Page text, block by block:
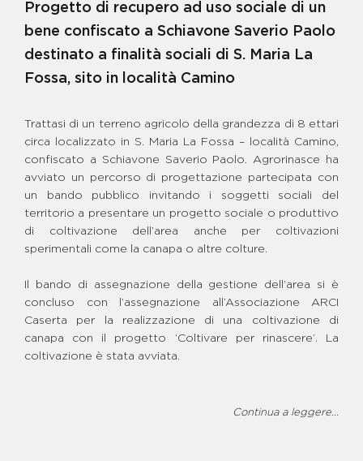
BENE FRANCESCO SCHIAVONE
SANDOKAN - TERRENI LOC.
FERRANDELLE
BENE G. MIRRA E FRANCESCO
SCHIAVONE - CENTRO DI
AGRICOLTURA SOC.
BENE MARANO - CENTRO
BENE MARIO CATERINO -
CENTRO DON MILANI
BENE MICHELE ZAGARIA
BENE PASQUALE SPIERTO -
GRUPPO DI CONVIVENZA E
CENTRO GIOVANILE
BENE RAFFAELE CECORO -
BENE S. P. SCHIAVONE E F.
SCHIAVONE - FATTORIA
INTEGRA
"GLOBAL CARE"
BENE SCHIAVONE FRANCESCO
BENE SCHIAVONE SAVERIO
Progetto di recupero ad uso sociale di un
bene confiscato a Schiavone Saverio Paolo
destinato a finalità sociali di S. Maria La
Fossa, sito in località Camino
Trattasi di un terreno agricolo della grandezza di 8 ettari
circa localizzato in S. Maria La Fossa – località Camino,
confiscato a Schiavone Saverio Paolo. Agrorinasce ha
avviato un percorso di progettazione partecipata con
un bando pubblico invitando i soggetti sociali del
territorio a presentare un progetto sociale o produttivo
di coltivazione dell’area anche per coltivazioni
sperimentali come la canapa o altre colture.
Il bando di assegnazione della gestione dell’area si è
concluso con l’assegnazione all’Associazione ARCI
Caserta per la realizzazione di una coltivazione di
canapa con il progetto ‘Coltivare per rinascere’. La
coltivazione è stata avviata.
Continua a leggere...